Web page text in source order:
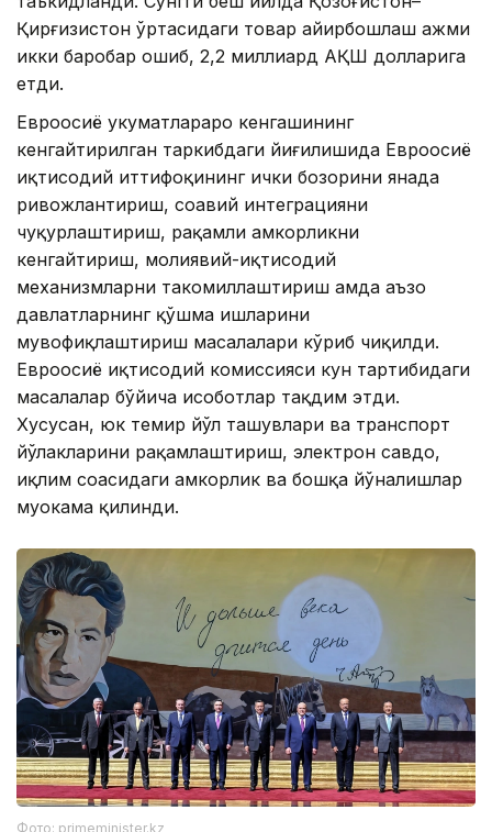
Қирғизистон ўртасидаги товар айирбошлаш ҳажми
икки баробар ошиб, 2,2 миллиард АҚШ долларига
етди.
Евроосиё ҳукуматлараро кенгашининг
кенгайтирилган таркибдаги йиғилишида Евроосиё
иқтисодий иттифоқининг ички бозорини янада
ривожлантириш, соҳавий интеграцияни
чуқурлаштириш, рақамли ҳамкорликни
кенгайтириш, молиявий-иқтисодий
механизмларни такомиллаштириш ҳамда аъзо
давлатларнинг қўшма ишларини
мувофиқлаштириш масалалари кўриб чиқилди.
Евроосиё иқтисодий комиссияси кун тартибидаги
масалалар бўйича ҳисоботлар тақдим этди.
Хусусан, юк темир йўл ташувлари ва транспорт
йўлакларини рақамлаштириш, электрон савдо,
иқлим соҳасидаги ҳамкорлик ва бошқа йўналишлар
муҳокама қилинди.
Фото: primeminister.kz